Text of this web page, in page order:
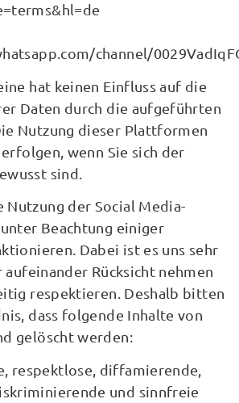
channel/
hat keinen Einfluss auf die
Daten durch die aufgeführten
Nutzung dieser Plattformen
wenn Sie sich der
sind.
Nutzung der Social Media-
Beachtung einiger
Dabei ist es uns sehr
Rücksicht nehmen
respektieren. Deshalb bitten
dass folgende Inhalte von
gelöscht werden:
respektlose, diffamierende,
und sinnfreie